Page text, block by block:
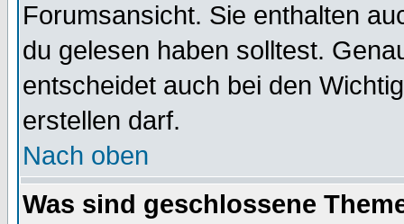
Forumsansicht. Sie enthalten
du gelesen haben solltest.
entscheidet auch bei den
erstellen darf.
Nach oben
Was sind geschlossene